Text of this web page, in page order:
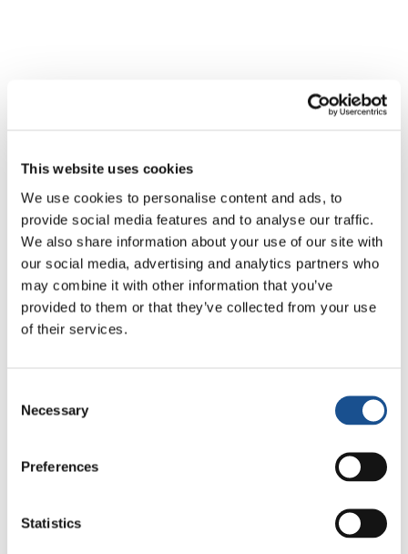
This website uses cookies
We use cookies to personalise content and ads, to
provide social media features and to analyse our traffic.
We also share information about your use of our site with
our social media, advertising and analytics partners who
may combine it with other information that you’ve
provided to them or that they’ve collected from your use
of their services.
Selection
Necessary
Preferences
Statistics
Odissea, di Christopher Nolan:
Ulisse e la necessità di un’alba
nuova
5 Agosto 2026
Dal Sud America tre storie di
Ecologia, sport e salute
Festival Re-Imagine Peace, da